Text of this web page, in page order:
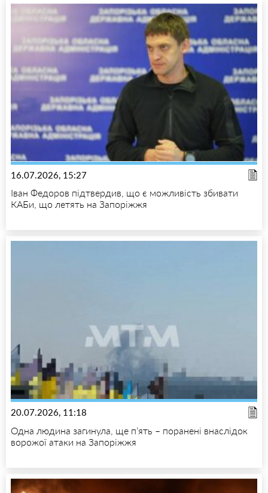
16.07.2026, 15:27
Іван Федоров підтвердив, що є можливість збивати
КАБи, що летять на Запоріжжя
20.07.2026, 11:18
Одна людина загинула, ще п’ять – поранені внаслідок
ворожої атаки на Запоріжжя